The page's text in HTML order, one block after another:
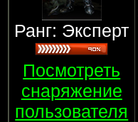
Ранг: Эксперт
Посмотреть
снаряжение
пользователя